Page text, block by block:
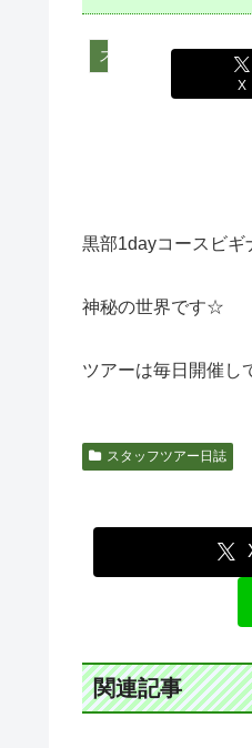
スタッフツアー日誌
X
黒部1dayコースビギ
神秘の世界です☆
ツアーは毎日開催し
スタッフツアー日誌
関連記事